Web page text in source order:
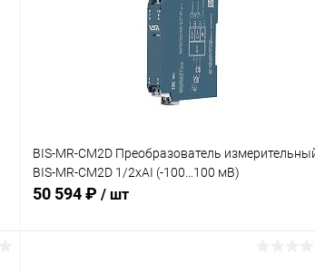
Сравнение
Под заказ
BIS-MR-CM2D Преобразователь
BIS-MR-CM2D 1/2хAI (-100…100 мВ)
50 594 ₽ / шт